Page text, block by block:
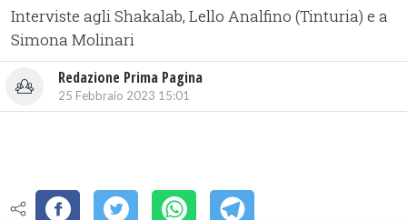
Interviste agli Shakalab, Lello Analfino (Tinturia) e a
Simona Molinari
Redazione Prima Pagina
25 Febbraio 2023 15:01